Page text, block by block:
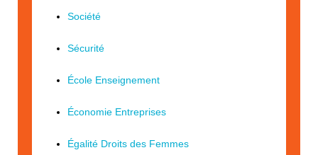
Société
Sécurité
École Enseignement
Économie Entreprises
Égalité Droits des Femmes